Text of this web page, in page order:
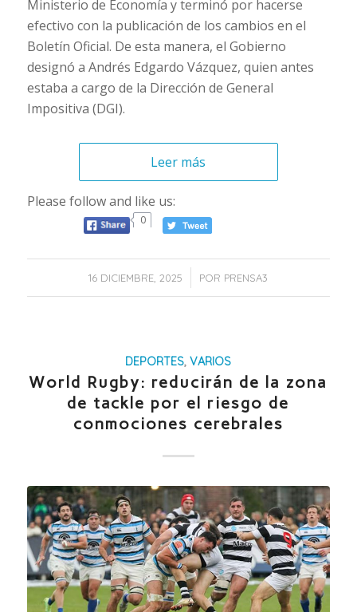
Ministerio de Economía y terminó por hacerse
efectivo con la publicación de los cambios en el
Boletín Oficial. De esta manera, el Gobierno
designó a Andrés Edgardo Vázquez, quien antes
estaba a cargo de la Dirección de General
Impositiva (DGI).
Leer más
Please follow and like us:
0
16 DICIEMBRE, 2025
/ POR PRENSA3
DEPORTES,VARIOS
World Rugby: reducirán de la zona
de tackle por el riesgo de
conmociones cerebrales